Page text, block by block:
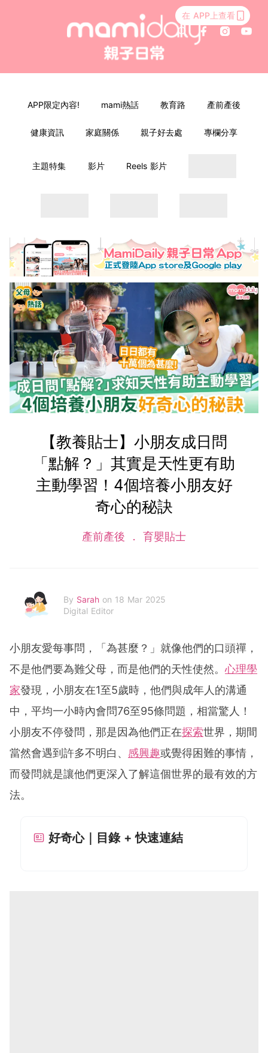
在 APP上查看
APP限定內容! mami熱話 教育路 產前產後
健康資訊 家庭關係 親子好去處 專欄分享
主題特集 影片 Reels 影片
【教養貼士】小朋友成日問
「點解？」其實是天性更有助
主動學習！4個培養小朋友好
奇心的秘訣
產前產後 育嬰貼士
By Sarah on 18 Mar 2025
Digital Editor
小朋友愛每事問，「為甚麼？」就像他們的口頭禪，
不是他們要為難父母，而是他們的天性使然。心理學
家發現，小朋友在1至5歲時，他們與成年人的溝通
中，平均一小時內會問76至95條問題，相當驚人！
小朋友不停發問，那是因為他們正在探索世界，期間
當然會遇到許多不明白、 感興趣或覺得困難的事情，
而發問就是讓他們更深入了解這個世界的最有效的方
法。
好奇心｜目錄 + 快速連結